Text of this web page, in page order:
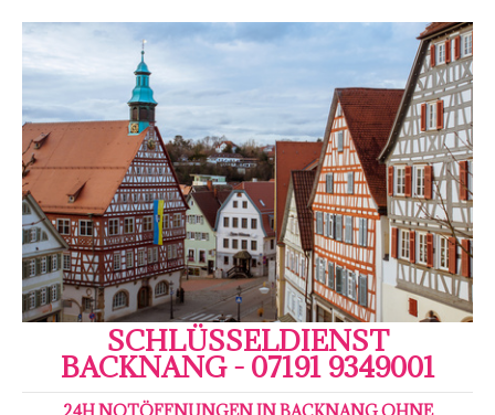
SCHLÜSSELDIENST
BACKNANG - 07191 9349001